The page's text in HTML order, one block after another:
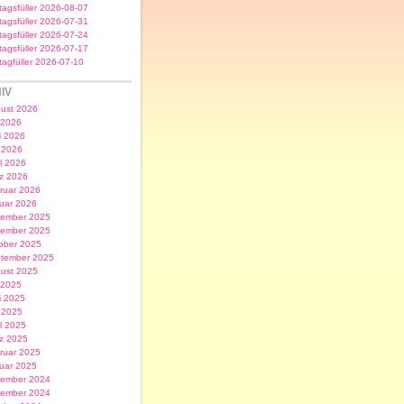
2026-08-07
2026-07-31
2026-07-24
2026-07-17
2026-07-10
2026
2026
2026
2026
2026
2026
2025
2025
2025
2025
2025
2025
2025
2025
2025
2025
2024
2024